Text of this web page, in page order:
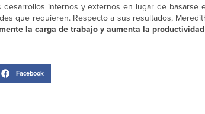
desarrollos internos y externos en lugar de basarse
que requieren. Respecto a sus resultados,
la carga de trabajo y aumenta la productividad
Facebook